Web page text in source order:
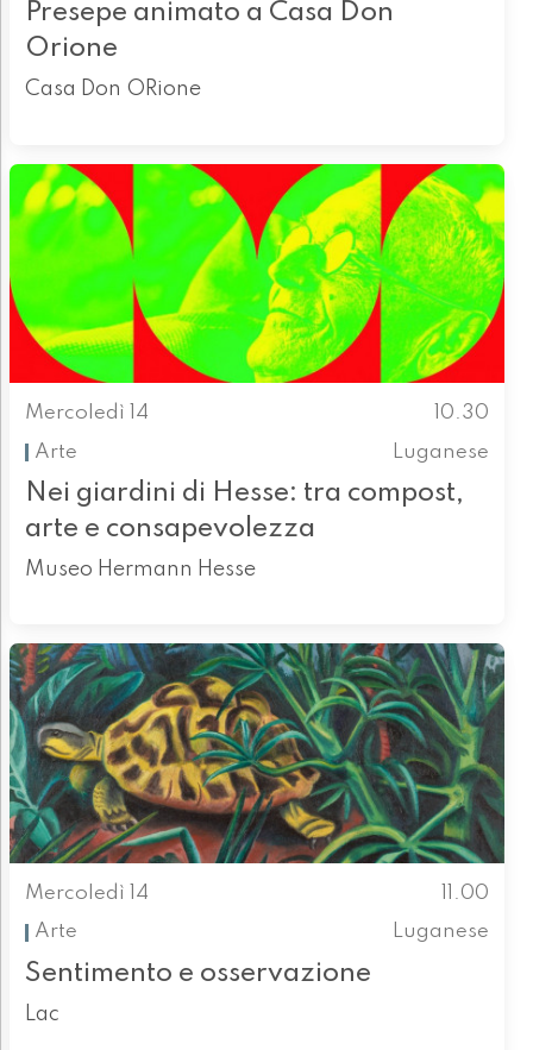
Presepe animato a Casa Don
Orione
Casa Don ORione
Mercoledì 14
10.30
Arte
Luganese
Nei giardini di Hesse: tra compost,
arte e consapevolezza
Museo Hermann Hesse
Mercoledì 14
11.00
Arte
Luganese
Sentimento e osservazione
Lac